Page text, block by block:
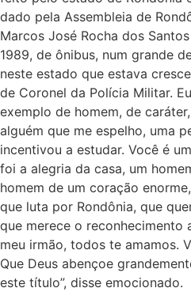
dado pela Assembleia de
Marcos José Rocha dos
1989, de ônibus, num grande
neste estado que estava
de Coronel da Polícia Militar.
exemplo de homem, de
alguém que me espelho, uma
incentivou a estudar. Você é
foi a alegria da casa, um
homem de um coração
que luta por Rondônia, que
que merece o reconhecimento
meu irmão, todos te amamos.
Que Deus abençoe
este título”, disse emocionado.